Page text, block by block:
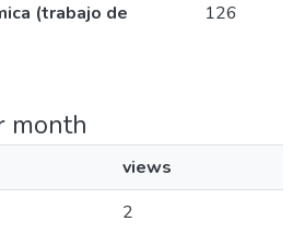
(trabajo de
126
month
views
2